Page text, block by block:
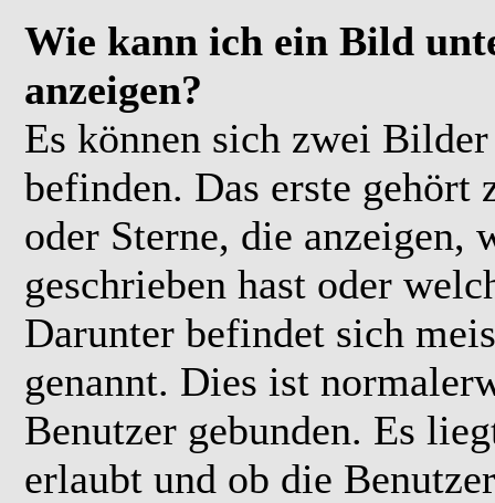
Wie kann ich ein Bild
anzeigen?
Es können sich zwei
befinden. Das erste gehört
oder Sterne, die anzeigen,
geschrieben hast oder
Darunter befindet sich
genannt. Dies ist
Benutzer gebunden. Es
erlaubt und ob die